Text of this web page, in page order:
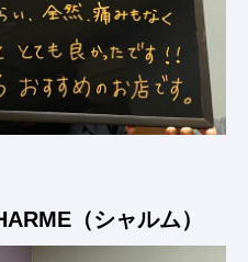
（シャルム）